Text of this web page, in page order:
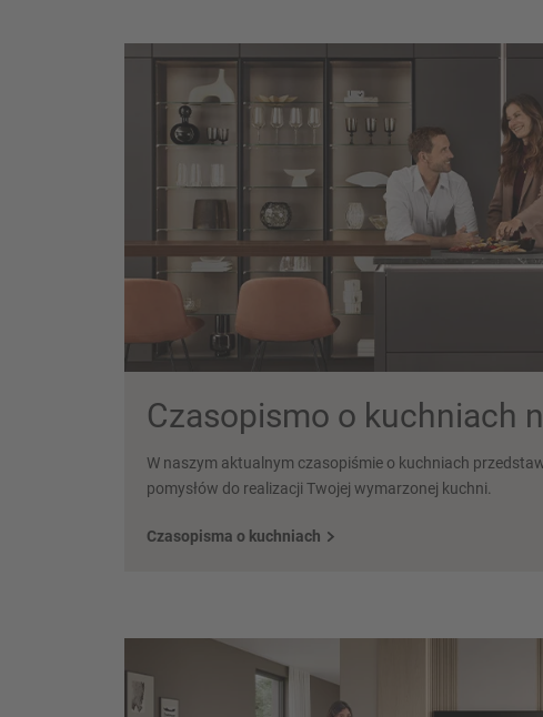
Czasopismo o kuchniach
W naszym aktualnym czasopiśmie o kuchniach
pomysłów do realizacji Twojej wymarzonej kuchni.
Czasopisma o kuchniach